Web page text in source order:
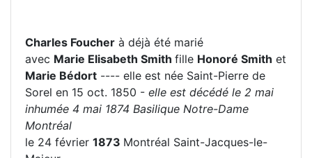
Charles Foucher à déjà été marié
avec Marie Elisabeth Smith fille Honoré Smith et
Marie Bédort ---- elle est née Saint-Pierre de
Sorel en 15 oct. 1850 - elle est décédé le 2 mai
inhumée 4 mai 1874 Basilique Notre-Dame
Montréal
le 24 février 1873 Montréal Saint-Jacques-le-